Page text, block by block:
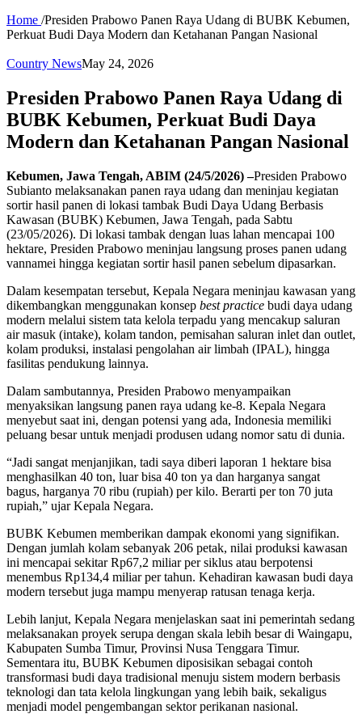
Home /Presiden Prabowo Panen Raya Udang di BUBK Kebumen,
Perkuat Budi Daya Modern dan Ketahanan Pangan Nasional
Country NewsMay 24, 2026
Presiden Prabowo Panen Raya Udang di
BUBK Kebumen, Perkuat Budi Daya
Modern dan Ketahanan Pangan Nasional
Kebumen, Jawa Tengah, ABIM (24/5/2026) –Presiden Prabowo
Subianto melaksanakan panen raya udang dan meninjau kegiatan
sortir hasil panen di lokasi tambak Budi Daya Udang Berbasis
Kawasan (BUBK) Kebumen, Jawa Tengah, pada Sabtu
(23/05/2026). Di lokasi tambak dengan luas lahan mencapai 100
hektare, Presiden Prabowo meninjau langsung proses panen udang
vannamei hingga kegiatan sortir hasil panen sebelum dipasarkan.
Dalam kesempatan tersebut, Kepala Negara meninjau kawasan yang
dikembangkan menggunakan konsep best practice budi daya udang
modern melalui sistem tata kelola terpadu yang mencakup saluran
air masuk (intake), kolam tandon, pemisahan saluran inlet dan outlet,
kolam produksi, instalasi pengolahan air limbah (IPAL), hingga
fasilitas pendukung lainnya.
Dalam sambutannya, Presiden Prabowo menyampaikan
menyaksikan langsung panen raya udang ke-8. Kepala Negara
menyebut saat ini, dengan potensi yang ada, Indonesia memiliki
peluang besar untuk menjadi produsen udang nomor satu di dunia.
“Jadi sangat menjanjikan, tadi saya diberi laporan 1 hektare bisa
menghasilkan 40 ton, luar bisa 40 ton ya dan harganya sangat
bagus, harganya 70 ribu (rupiah) per kilo. Berarti per ton 70 juta
rupiah,” ujar Kepala Negara.
BUBK Kebumen memberikan dampak ekonomi yang signifikan.
Dengan jumlah kolam sebanyak 206 petak, nilai produksi kawasan
ini mencapai sekitar Rp67,2 miliar per siklus atau berpotensi
menembus Rp134,4 miliar per tahun. Kehadiran kawasan budi daya
modern tersebut juga mampu menyerap ratusan tenaga kerja.
Lebih lanjut, Kepala Negara menjelaskan saat ini pemerintah sedang
melaksanakan proyek serupa dengan skala lebih besar di Waingapu,
Kabupaten Sumba Timur, Provinsi Nusa Tenggara Timur.
Sementara itu, BUBK Kebumen diposisikan sebagai contoh
transformasi budi daya tradisional menuju sistem modern berbasis
teknologi dan tata kelola lingkungan yang lebih baik, sekaligus
menjadi model pengembangan sektor perikanan nasional.